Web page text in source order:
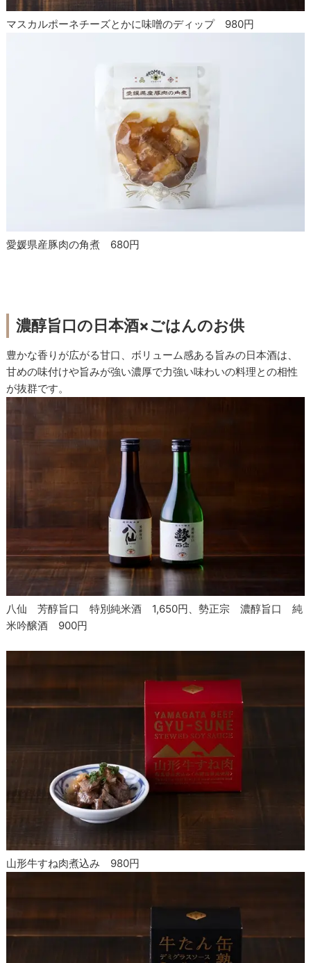
マスカルポーネチーズとかに味噌のディップ 980円
愛媛県産豚肉の角煮 680円
濃醇旨口の日本酒×ごはんのお供
豊かな香りが広がる甘口、ボリューム感ある旨みの日本酒は、
甘めの味付けや旨みが強い濃厚で力強い味わいの料理との相性
が抜群です。
八仙 芳醇旨口 特別純米酒 1,650円、勢正宗 濃醇旨口 純
米吟醸酒 900円
山形牛すね肉煮込み 980円